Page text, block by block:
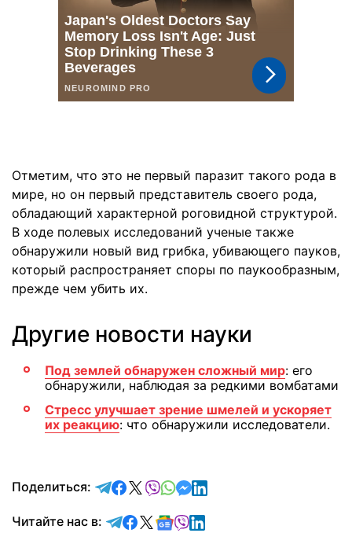
Отметим, что это не первый паразит такого рода в
мире, но он первый представитель своего рода,
обладающий характерной роговидной структурой.
В ходе полевых исследований ученые также
обнаружили новый вид грибка, убивающего пауков,
который распространяет споры по паукообразным,
прежде чем убить их.
Другие новости науки
Под землей обнаружен сложный мир: его
обнаружили, наблюдая за редкими вомбатами
Стресс улучшает зрение шмелей и ускоряет
их реакцию: что обнаружили исследователи.
Поделиться: отправить в Telegram
поделиться в Facebook
поделиться в X
отправить в Viber
отправить в Whatsapp
отправить в Messenger
отправить в LinkedIn
Читайте нас в: Читайте в Telegram
Читайте в Facebook
Читайте в X
Читайте в Google news
Читайте в Viber
Читайте в LinkedIn